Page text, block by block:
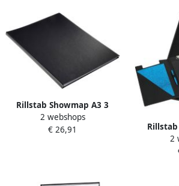
Rillstab Showmap A3 3
kanaals 36 tassen zwart
2 webshops
€ 26,91
98850
2